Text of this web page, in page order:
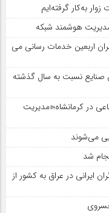
به‌کار گرفته‌ایم
هوشمند شبکه
اربعین خدمات رسانی می
صنایع نسبت به سال گذشته
در کرمانشاه؛«مدیریت
می‌شوند
شد
ایرانی در عراق به کشور از